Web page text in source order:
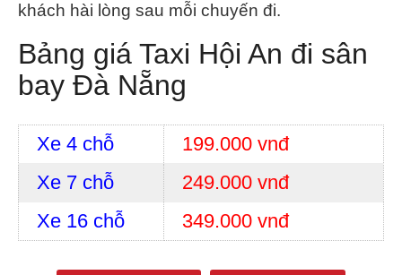
khách hài lòng sau mỗi chuyến đi.
Bảng giá Taxi Hội An đi sân
bay Đà Nẵng
Xe 4 chỗ
199.000 vnđ
Xe 7 chỗ
249.000 vnđ
Xe 16 chỗ
349.000 vnđ